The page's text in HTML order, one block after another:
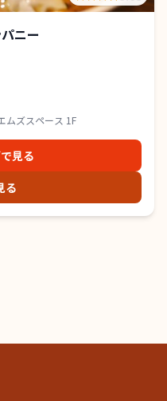
ニー
ムズスペース 1F
見る
る